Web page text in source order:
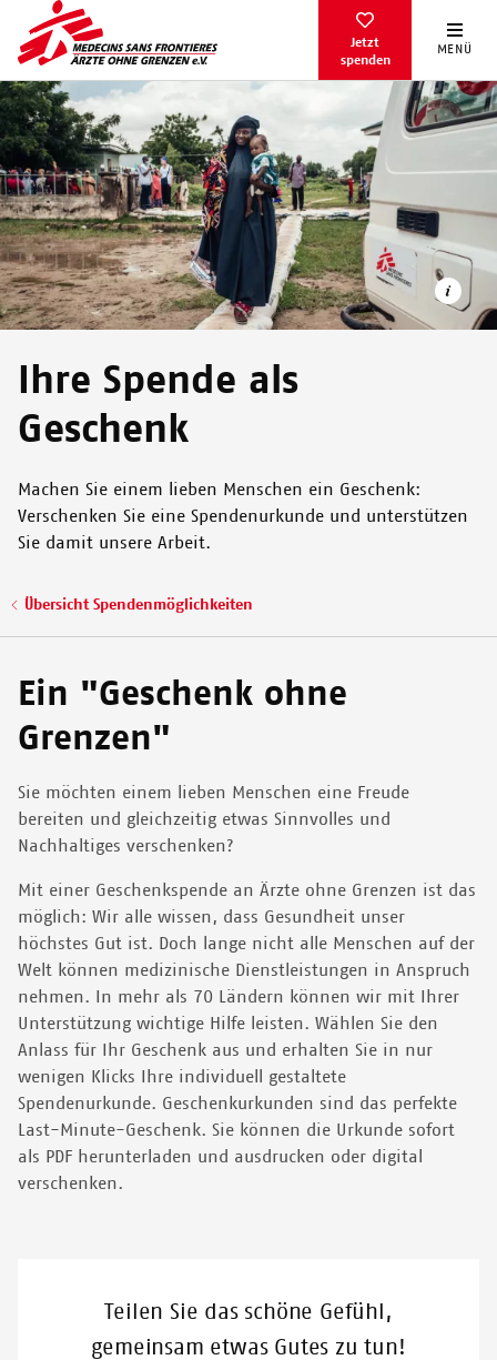
zum
Inhalt
Jetzt
spenden
MENÜ
Hannatu Bello, und ihre Zwillingstöchter auf dem Weg aus
wie diese unterstützen Sie mit einer Geschenkspende.
Ihre Spende als
Geschenk
Machen Sie einem lieben Menschen ein Geschenk:
Verschenken Sie eine Spendenurkunde und unterstützen
Sie damit unsere Arbeit.
Pfadnavigation
Übersicht Spendenmöglichkeiten
Ein "Geschenk ohne
Grenzen"
Sie möchten einem lieben Menschen eine Freude
bereiten und gleichzeitig etwas Sinnvolles und
Nachhaltiges verschenken?
Mit einer Geschenkspende an Ärzte ohne Grenzen ist das
möglich: Wir alle wissen, dass Gesundheit unser
höchstes Gut ist. Doch lange nicht alle Menschen auf der
Welt können medizinische Dienstleistungen in Anspruch
nehmen. In mehr als 70 Ländern können wir mit Ihrer
Unterstützung wichtige Hilfe leisten. Wählen Sie den
Anlass für Ihr Geschenk aus und erhalten Sie in nur
wenigen Klicks Ihre individuell gestaltete
Spendenurkunde. Geschenkurkunden sind das perfekte
Last-Minute-Geschenk. Sie können die Urkunde sofort
als PDF herunterladen und ausdrucken oder digital
verschenken.
Teilen Sie das schöne Gefühl,
gemeinsam etwas Gutes zu tun!